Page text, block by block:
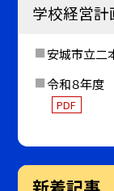
学校経営計
安城市立二
令和８年度
PDF